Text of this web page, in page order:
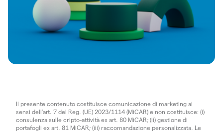
Il presente contenuto costituisce comunicazione di marketing ai
sensi dell'art. 7 del Reg. (UE) 2023/1114 (MiCAR) e non costituisce: (i)
consulenza sulle cripto-attività ex art. 80 MiCAR; (ii) gestione di
portafogli ex art. 81 MiCAR; (iii) raccomandazione personalizzata. Le